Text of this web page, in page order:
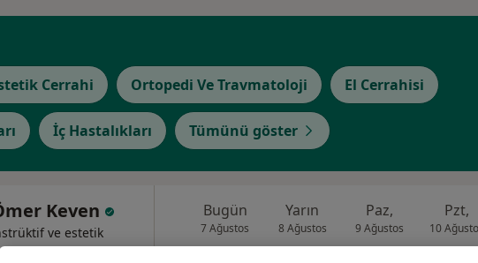
Cerrahi Ortopedi Ve Travmatoloji El Cerrahisi
İç Hastalıkları Tümünü göster
Keven
ve estetik
Bugün
7 Ağustos
Yarın
8 Ağustos
Paz,
9 Ağustos
Pzt,
10